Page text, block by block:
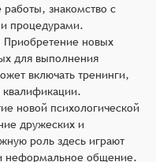
знакомство с
процедурами.
Приобретение новых
для выполнения
включать тренинги,
новой психологической
дружеских и
роль здесь играют
неформальное общение.